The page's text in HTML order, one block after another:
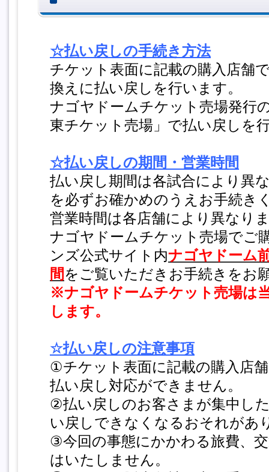
☆払い戻しの手続き方法
チケット表面に記載の購入店舗
換えに払い戻しを行います。
ナゴヤドームチケット売場発行
東チケット売場」で払い戻しを
☆払い戻しの期間・営業時間
払い戻し期間は各試合により異
を必ずお確かめのうえお手続き
営業時間は各店舗により異なり
ナゴヤドームチケット売場でご
ンズ公式サイト内ナゴヤドーム
間をご覧いただきお手続きをお
※ナゴヤドームチケット売場は
します。
☆払い戻しの注意事項
①チケット表面に記載の購入店
払い戻し対応ができません。
②払い戻しのお客さまが集中し
い戻しできなくなるおそれがあ
③今回の事態にかかわる旅費、
はいたしません。